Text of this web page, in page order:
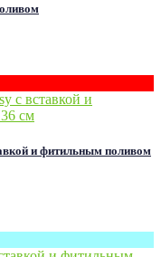
и фитильным поливом